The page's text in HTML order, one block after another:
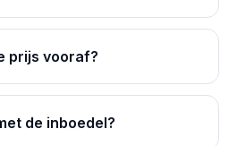
prijs vooraf?
de inboedel?